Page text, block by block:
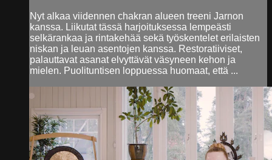
Nyt alkaa viidennen chakran alueen treeni Jarnon
kanssa. Liikutat tässä harjoituksessa lempeästi
selkärankaa ja rintakehää sekä työskentelet erilaisten
niskan ja leuan asentojen kanssa. Restoratiiviset,
palauttavat asanat elvyttävät väsyneen kehon ja
mielen. Puolituntisen loppuessa huomaat, että ...